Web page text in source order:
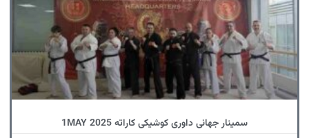
سمینار جهانی داوری کوشیکی کاراته 1MAY 2025